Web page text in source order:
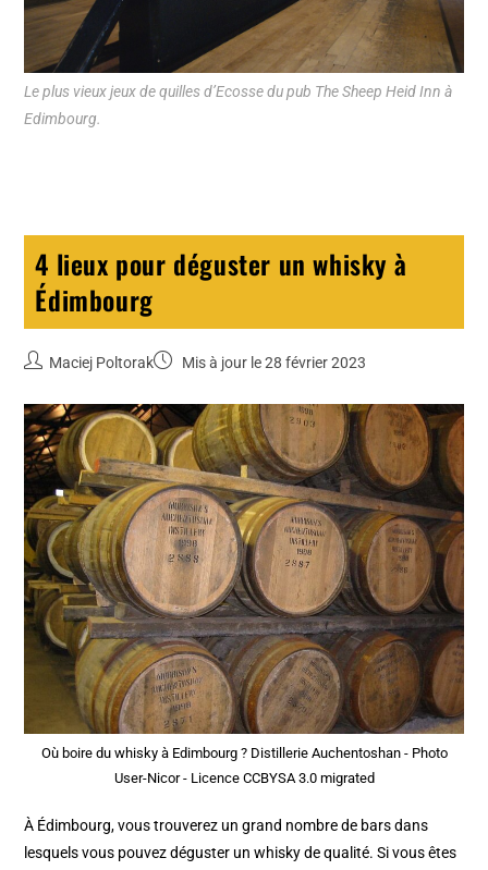
Le plus vieux jeux de quilles d’Ecosse du pub The Sheep Heid Inn à
Edimbourg.
4 lieux pour déguster un whisky à
Édimbourg
Maciej Poltorak Mis à jour le 28 février 2023
Où boire du whisky à Edimbourg ? Distillerie Auchentoshan - Photo
User-Nicor - Licence CCBYSA 3.0 migrated
À Édimbourg, vous trouverez un grand nombre de bars dans
lesquels vous pouvez déguster un whisky de qualité. Si vous êtes